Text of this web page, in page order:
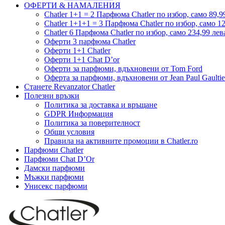
ОФЕРТИ & НАМАЛЕНИЯ
Chatler 1+1 = 2 Парфюма Chatler по избор, само
Chatler 1+1+1 = 3 Парфюма Chatler по избор, само
Chatler 6 Парфюма Chatler по избор, само 234,99
Оферти 3 парфюма Chatler
Оферти 1+1 Chatler
Оферти 1+1 Chat D’or
Оферти за парфюми, вдъхновени от Tom Ford
Оферта за парфюми, вдъхновени от Jean Paul
Станете Revanzator Chatler
Полезни връзки
Политика за доставка и връщане
GDPR Информация
Политика за поверителност
Общи условия
Правила на активните промоции в Chatler.ro
Парфюми Chatler
Парфюми Chat D’Or
Дамски парфюми
Мъжки парфюми
Унисекс парфюми